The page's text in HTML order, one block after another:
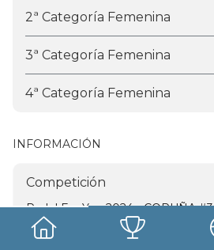
2ª Categoría Femenina
3ª Categoría Femenina
4ª Categoría Femenina
INFORMACIÓN
Competición
Padel For You 2024 - CORUÑA #3
Fecha